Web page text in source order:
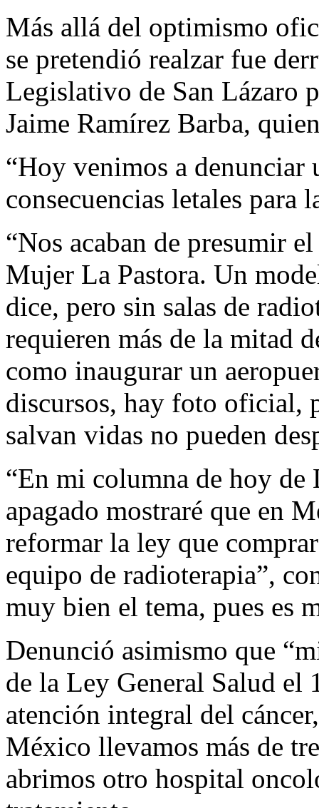
Más allá del optimismo
se pretendió realzar fue
Legislativo de San Lázaro
Jaime Ramírez Barba,
“Hoy venimos a denunciar
consecuencias letales para
“Nos acaban de presumir
Mujer La Pastora. Un
dice, pero sin salas de
requieren más de la mitad
como inaugurar un
discursos, hay foto oficial,
salvan vidas no pueden
“En mi columna de hoy de
apagado mostraré que en
reformar la ley que
equipo de radioterapia”,
muy bien el tema, pues es
Denunció asimismo que
de la Ley General Salud el
atención integral del
México llevamos más de
abrimos otro hospital